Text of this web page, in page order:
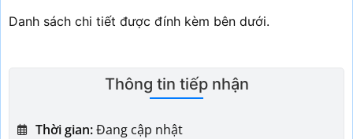
Danh sách chi tiết được đính kèm bên dưới.
Thông tin tiếp nhận
Thời gian:Đang cập nhật